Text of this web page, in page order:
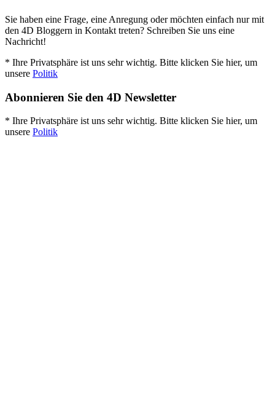
Sie haben eine Frage, eine Anregung oder möchten einfach nur mit
den 4D Bloggern in Kontakt treten? Schreiben Sie uns eine
Nachricht!
* Ihre Privatsphäre ist uns sehr wichtig. Bitte klicken Sie hier, um
unsere Politik
Abonnieren Sie den 4D Newsletter
* Ihre Privatsphäre ist uns sehr wichtig. Bitte klicken Sie hier, um
unsere Politik